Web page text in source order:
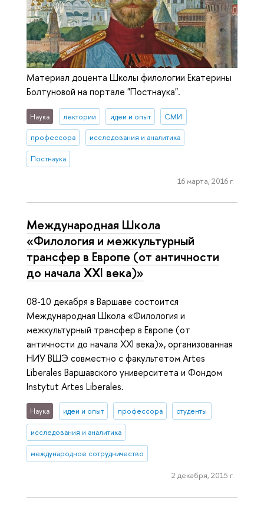
Материал доцента Школы филологии Екатерины
Болтуновой на портале "Постнаука".
Наука лектории идеи и опыт СМИ
профессора исследования и аналитика
Постнаука
16 марта, 2016 г.
Международная Школа
«Филология и межкультурный
трансфер в Европе (от античности
до начала XXI века)»
08-10 декабря в Варшаве состоится
Международная Школа «Филология и
межкультурный трансфер в Европе (от
античности до начала XXI века)», организованная
НИУ ВШЭ совместно с факультетом Artes
Liberales Варшавского университета и Фондом
Instytut Artes Liberales.
Наука идеи и опыт профессора студенты
исследования и аналитика
международное сотрудничество
2 декабря, 2015 г.